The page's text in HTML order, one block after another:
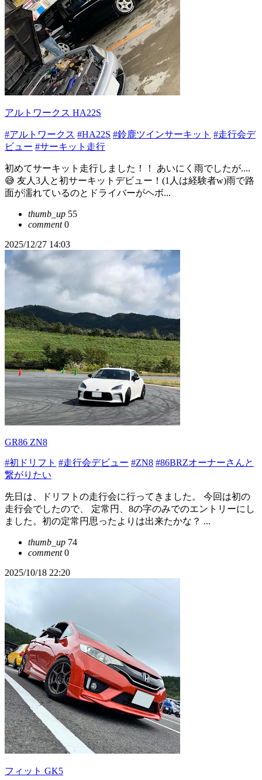
アルトワークス HA22S
#アルトワークス #HA22S #鈴鹿ツインサーキット #走行会デ
ビュー #サーキット走行
初めてサーキット走行しました！！ あいにく雨でしたが....
😅 友人3人と初サーキットデビュー！(1人は経験者w)雨で路
面が濡れているのとドライバーがヘボ...
thumb_up 55
comment0
2025/12/27 14:03
GR86 ZN8
#初ドリフト #走行会デビュー #ZN8 #86BRZオーナーさんと
繋がりたい
先日は、ドリフトの走行会に行ってきました。 今回は初の
走行会でしたので、 定常円、8の字のみでのエントリーにし
ました。初の定常円思ったよりは出来たかな？ ...
thumb_up 74
comment0
2025/10/18 22:20
フィット GK5